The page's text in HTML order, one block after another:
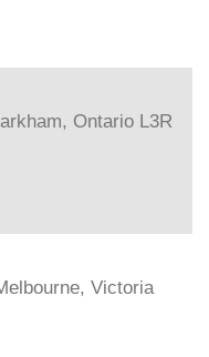
Ontario L3R
Victoria